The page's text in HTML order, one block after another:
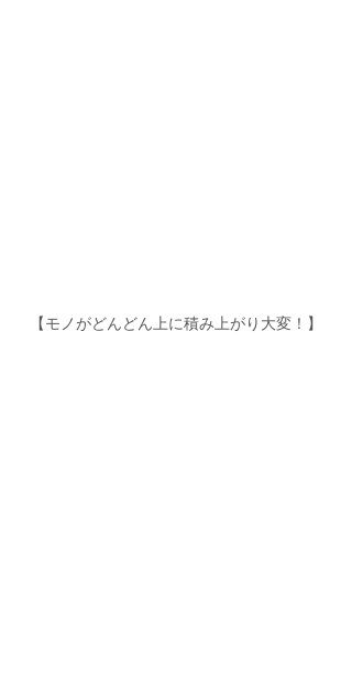
【モノがどんどん上に積み上がり大変！】